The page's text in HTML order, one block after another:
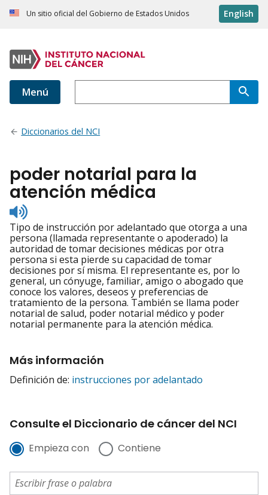
Un sitio oficial del Gobierno de Estados Unidos English
Menú
Diccionarios del NCI
poder notarial para la
atención médica
Listen
to
pronunciation
Tipo de instrucción por adelantado que otorga a una
persona (llamada representante o apoderado) la
autoridad de tomar decisiones médicas por otra
persona si esta pierde su capacidad de tomar
decisiones por sí misma. El representante es, por lo
general, un cónyuge, familiar, amigo o abogado que
conoce los valores, deseos y preferencias de
tratamiento de la persona. También se llama poder
notarial de salud, poder notarial médico y poder
notarial permanente para la atención médica.
Más información
Definición de: instrucciones por adelantado
Consulte el Diccionario de cáncer del NCI
Empieza con Contiene